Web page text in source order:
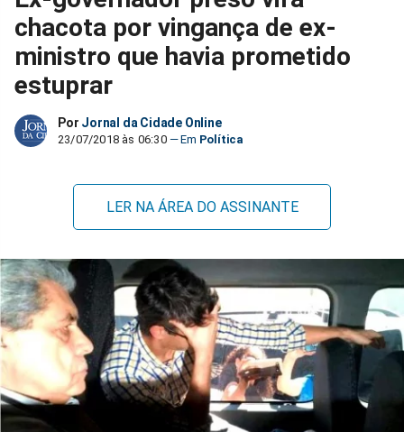
chacota por vingança de ex-
ministro que havia prometido
estuprar
Por Jornal da Cidade Online
23/07/2018 às 06:30 Política
LER NA ÁREA DO ASSINANTE